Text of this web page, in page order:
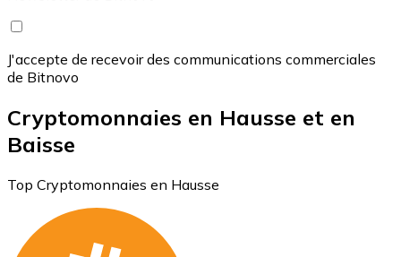
J'accepte de recevoir des communications commerciales
de Bitnovo
Cryptomonnaies en Hausse et en
Baisse
Top Cryptomonnaies en Hausse